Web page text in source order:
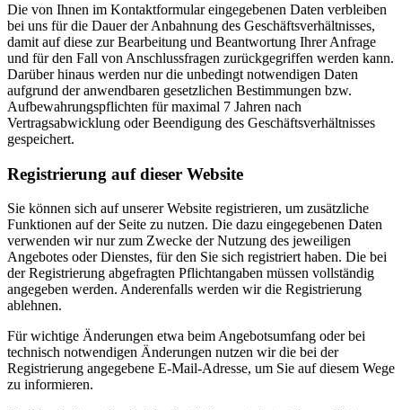
Die von Ihnen im Kontaktformular eingegebenen Daten verbleiben
bei uns für die Dauer der Anbahnung des Geschäftsverhältnisses,
damit auf diese zur Bearbeitung und Beantwortung Ihrer Anfrage
und für den Fall von Anschlussfragen zurückgegriffen werden kann.
Darüber hinaus werden nur die unbedingt notwendigen Daten
aufgrund der anwendbaren gesetzlichen Bestimmungen bzw.
Aufbewahrungspflichten für maximal 7 Jahren nach
Vertragsabwicklung oder Beendigung des Geschäftsverhältnisses
gespeichert.
Registrierung auf dieser Website
Sie können sich auf unserer Website registrieren, um zusätzliche
Funktionen auf der Seite zu nutzen. Die dazu eingegebenen Daten
verwenden wir nur zum Zwecke der Nutzung des jeweiligen
Angebotes oder Dienstes, für den Sie sich registriert haben. Die bei
der Registrierung abgefragten Pflichtangaben müssen vollständig
angegeben werden. Anderenfalls werden wir die Registrierung
ablehnen.
Für wichtige Änderungen etwa beim Angebotsumfang oder bei
technisch notwendigen Änderungen nutzen wir die bei der
Registrierung angegebene E-Mail-Adresse, um Sie auf diesem Wege
zu informieren.